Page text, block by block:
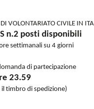
VOLONTARIATO CIVILE IN
n.2 posti disponibili
settimanali su 4 giorni
di partecipazione
23.59
timbro di spedizione)